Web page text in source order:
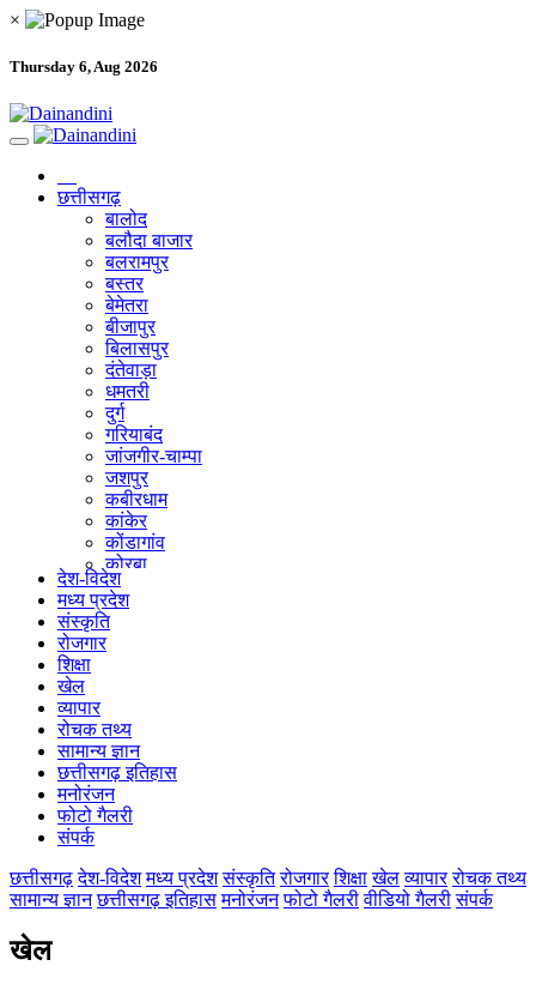
×
Thursday 6, Aug 2026
छत्तीसगढ़
बालोद
बलौदा बाजार
बलरामपुर
बस्तर
बेमेतरा
बीजापुर
बिलासपुर
दंतेवाड़ा
धमतरी
दुर्ग
गरियाबंद
जांजगीर-चाम्पा
जशपुर
कबीरधाम
कांकेर
कोंडागांव
कोरबा
कोरिया
महासमुंद
मुंगेली
नारायणपुर
सुकमा
सूरजपुर
सरगुजा
गौरेला पेंड्रा मरवाही
खैरागढ़-छुईखदान-गंडई
सारंगढ़-बिलाईगढ़
मनेन्द्रगढ़ – चिरिमिरी – भरतपुर
सक्ति
देश-विदेश
मध्य प्रदेश
संस्कृति
रोजगार
शिक्षा
खेल
व्यापार
रोचक तथ्य
सामान्य ज्ञान
छत्तीसगढ़ इतिहास
मनोरंजन
फोटो गैलरी
संपर्क
छत्तीसगढ़ देश-विदेश मध्य प्रदेश संस्कृति रोजगार शिक्षा खेल व्यापार रोचक तथ्य
सामान्य ज्ञान छत्तीसगढ़ इतिहास मनोरंजन फोटो गैलरी वीडियो गैलरी संपर्क
खेल